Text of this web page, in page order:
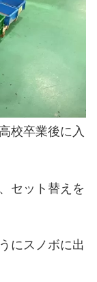
校卒業後に入
セット替えを
にスノボに出